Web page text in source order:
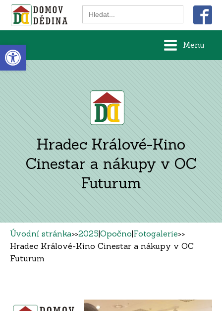
Open toolbar
Search
for:
Menu
Hradec Králové-Kino
Cinestar a nákupy v OC
Futurum
Úvodní stránka>>2025|Opočno|Fotogalerie>>
Hradec Králové-Kino Cinestar a nákupy v OC
Futurum